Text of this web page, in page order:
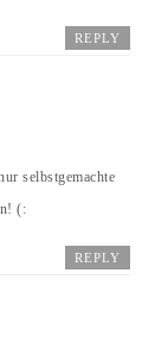
REPLY
selbstgemachte
(:
REPLY